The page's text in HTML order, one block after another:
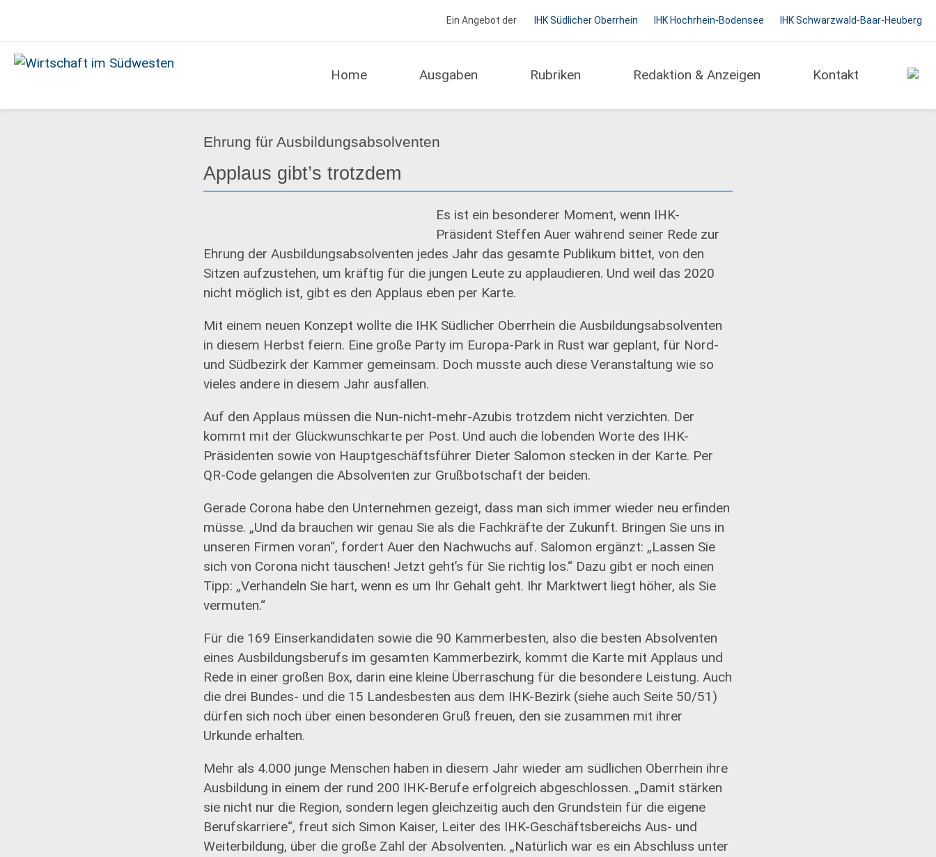
Ein Angebot der IHK Südlicher Oberrhein IHK Hochrhein-Bodensee IHK Schwarzwald-Baar-Heuberg
Home Ausgaben Rubriken Redaktion & Anzeigen Kontakt
Regio Report IHK Südlicher Oberrhein
Ehrung für Ausbildungsabsolventen
Applaus gibt’s trotzdem
Es ist ein besonderer Moment, wenn IHK-
Präsident Steffen Auer während seiner Rede zur
Ehrung der Ausbildungsabsolventen jedes Jahr das gesamte Publikum bittet, von den
Sitzen aufzustehen, um kräftig für die jungen Leute zu applaudieren. Und weil das 2020
nicht möglich ist, gibt es den Applaus eben per Karte.
Mit einem neuen Konzept wollte die IHK Südlicher Oberrhein die Ausbildungsabsolventen
in diesem Herbst feiern. Eine große Party im Europa-Park in Rust war geplant, für Nord-
und Südbezirk der Kammer gemeinsam. Doch musste auch diese Veranstaltung wie so
vieles andere in diesem Jahr ausfallen.
Auf den Applaus müssen die Nun-nicht-mehr-Azubis trotzdem nicht verzichten. Der
kommt mit der Glückwunschkarte per Post. Und auch die lobenden Worte des IHK-
Präsidenten sowie von Hauptgeschäftsführer Dieter Salomon stecken in der Karte. Per
QR-Code gelangen die Absolventen zur Grußbotschaft der beiden.
Gerade Corona habe den Unternehmen gezeigt, dass man sich immer wieder neu erfinden
müsse. „Und da brauchen wir genau Sie als die Fachkräfte der Zukunft. Bringen Sie uns in
unseren Firmen voran“, fordert Auer den Nachwuchs auf. Salomon ergänzt: „Lassen Sie
sich von Corona nicht täuschen! Jetzt geht’s für Sie richtig los.“ Dazu gibt er noch einen
Tipp: „Verhandeln Sie hart, wenn es um Ihr Gehalt geht. Ihr Marktwert liegt höher, als Sie
vermuten.“
Für die 169 Einserkandidaten sowie die 90 Kammerbesten, also die besten Absolventen
eines Ausbildungsberufs im gesamten Kammerbezirk, kommt die Karte mit Applaus und
Rede in einer großen Box, darin eine kleine Überraschung für die besondere Leistung. Auch
die drei Bundes- und die 15 Landesbesten aus dem IHK-Bezirk (siehe auch Seite 50/51)
dürfen sich noch über einen besonderen Gruß freuen, den sie zusammen mit ihrer
Urkunde erhalten.
Mehr als 4.000 junge Menschen haben in diesem Jahr wieder am südlichen Oberrhein ihre
Ausbildung in einem der rund 200 IHK-Berufe erfolgreich abgeschlossen. „Damit stärken
sie nicht nur die Region, sondern legen gleichzeitig auch den Grundstein für die eigene
Berufskarriere“, freut sich Simon Kaiser, Leiter des IHK-Geschäftsbereichs Aus- und
Weiterbildung, über die große Zahl der Absolventen. „Natürlich war es ein Abschluss unter